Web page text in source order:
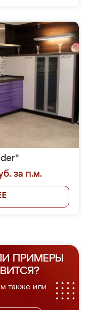
за п.м.
ПРИМЕРЫ
также или